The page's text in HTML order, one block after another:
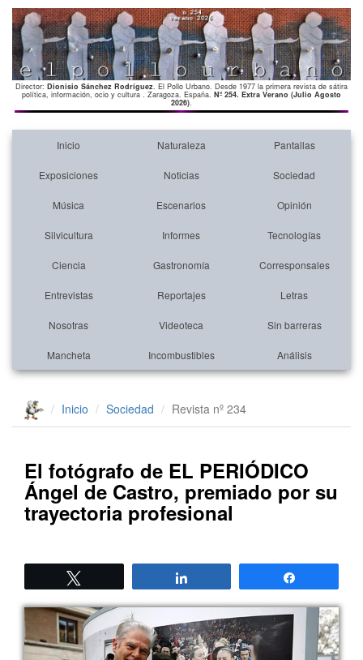
Director: Dionisio Sánchez Rodríguez. El Pollo Urbano. Desde 1977 la primera revista de sátira
política, información, ocio y cultura . Zaragoza. España. Nº 254. Extra Verano (Julio Agosto
2026).
Inicio Naturaleza Pantallas
Exposiciones Noticias Sociedad
Música Escenarios Opinión
Silvicultura Informes Tecnologías
Ciencia Gastronomía Corresponsales
Entrevistas Reportajes Letras
Nosotras Videoteca Sin barreras
Mancheta Incombustibles Análisis
Inicio Sociedad Revista nº 234
El fotógrafo de EL PERIÓDICO
Ángel de Castro, premiado por su
trayectoria profesional